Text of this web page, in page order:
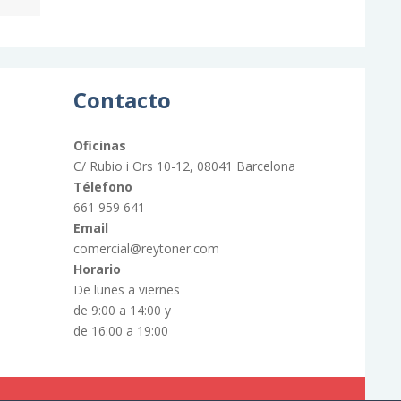
Contacto
Oficinas
C/ Rubio i Ors 10-12, 08041 Barcelona
Télefono
661 959 641
Email
comercial@reytoner.com
Horario
De lunes a viernes
de 9:00 a 14:00 y
de 16:00 a 19:00